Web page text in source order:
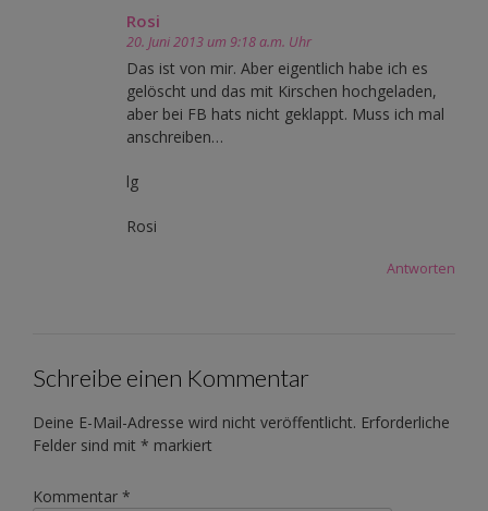
Rosi
20. Juni 2013 um 9:18 a.m. Uhr
Das ist von mir. Aber eigentlich habe ich es
gelöscht und das mit Kirschen hochgeladen,
aber bei FB hats nicht geklappt. Muss ich mal
anschreiben…
lg
Rosi
Antworten
Schreibe einen Kommentar
Deine E-Mail-Adresse wird nicht veröffentlicht. Erforderliche
Felder sind mit * markiert
Kommentar *